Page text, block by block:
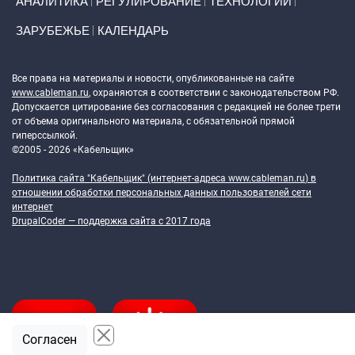
ЗАРУБЕЖЬЕ КАЛЕНДАРЬ
Все права на материалы и новости, опубликованные на сайте
www.cableman.ru, охраняются в соответствии с законодательством РФ.
Допускается цитирование без согласования с редакцией не более трети
от объема оригинального материала, с обязательной прямой
гиперссылкой.
©2005 - 2026 «Кабельщик»
Политика сайта "Кабельщик" (интернет-адреса www.cableman.ru) в
отношении обработки персональных данных пользователей сети
интернет
DrupalCoder — поддержка сайта c 2017 года
Согласен